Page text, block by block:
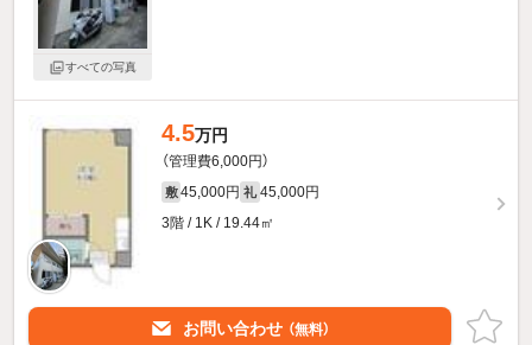
すべての写真
4.5万円
（管理費6,000円）
敷 45,000円 礼 45,000円
3階 / 1K / 19.44㎡
お問い合わせ （無料）